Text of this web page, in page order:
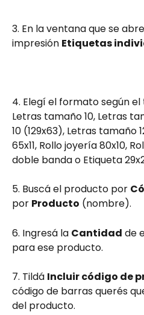
3. En la ventana que se
impresión Etiquetas
4. Elegí el formato según
Letras tamaño 10, Letras
10 (129x63), Letras tamaño
65x11, Rollo joyería 80x10,
doble banda o Etiqueta
5. Buscá el producto por
por Producto (nombre).
6. Ingresá la Cantidad de
para ese producto.
7. Tildá Incluir código de
código de barras querés
del producto.